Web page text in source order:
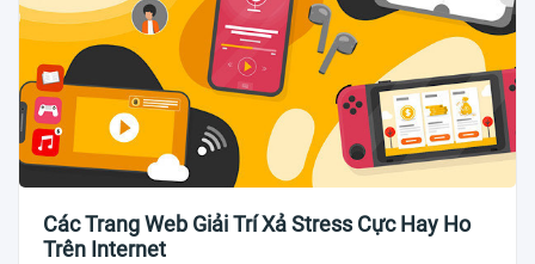
Các Trang Web Giải Trí Xả Stress Cực Hay Ho
Trên Internet